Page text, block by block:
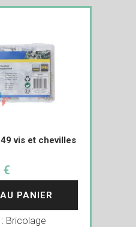
vis et chevilles
€
PANIER
Bricolage